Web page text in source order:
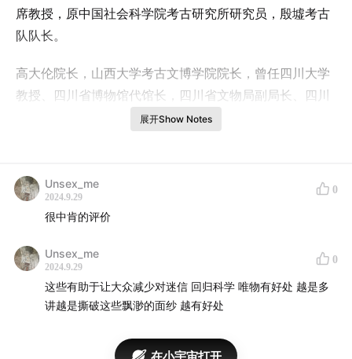
席教授，原中国社会科学院考古研究所研究员，殷墟考古
队队长。
高大伦院长，山西大学考古文博学院院长，曾任四川大学
教授、四川省博物馆代馆长，四川省文物局副局长、四川
省文物考古研究院院长、四川省文管会办公室主任、南方
陶说展厅，坐落于南方科技大学人文社科学院，展陈柜里
装着来自10个国家，近万年以来的考古陶瓷片，共3万余
【本期内容】
00:00:30碎片与考古
展开Show Notes
Unsex_me
2024.9.29
0
很中肯的评价
Unsex_me
2024.9.29
0
这些有助于让大众减少对迷信 回归科学 唯物有好处 越是多
讲越是撕破这些飘渺的面纱 越有好处
在小宇宙打开